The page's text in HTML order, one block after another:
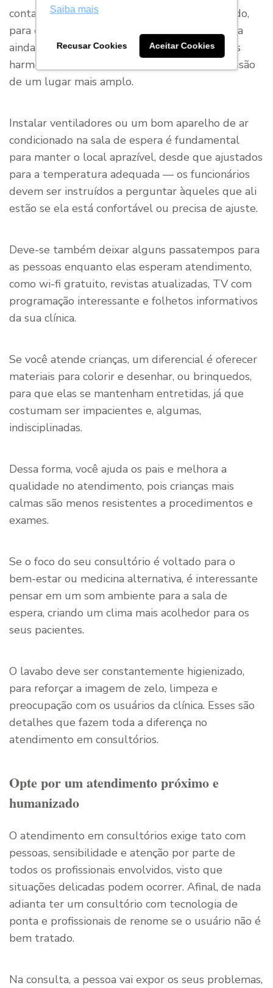
Saiba mais
Recusar Cookies Aceitar Cookies
contar com um espaço confortável e organizado,
para esperar consultas e exames. Para torná-la
ainda mais atrativa, invista em móveis de cores
harmônicas, dispostos de forma a dar a impressão
de um lugar mais amplo.
Instalar ventiladores ou um bom aparelho de ar
condicionado na sala de espera é fundamental
para manter o local aprazível, desde que ajustados
para a temperatura adequada — os funcionários
devem ser instruídos a perguntar àqueles que ali
estão se ela está confortável ou precisa de ajuste.
Deve-se também deixar alguns passatempos para
as pessoas enquanto elas esperam atendimento,
como wi-fi gratuito, revistas atualizadas, TV com
programação interessante e folhetos informativos
da sua clínica.
Se você atende crianças, um diferencial é oferecer
materiais para colorir e desenhar, ou brinquedos,
para que elas se mantenham entretidas, já que
costumam ser impacientes e, algumas,
indisciplinadas.
Dessa forma, você ajuda os pais e melhora a
qualidade no atendimento, pois crianças mais
calmas são menos resistentes a procedimentos e
exames.
Se o foco do seu consultório é voltado para o
bem-estar ou medicina alternativa, é interessante
pensar em um som ambiente para a sala de
espera, criando um clima mais acolhedor para os
seus pacientes.
O lavabo deve ser constantemente higienizado,
para reforçar a imagem de zelo, limpeza e
preocupação com os usuários da clínica. Esses são
detalhes que fazem toda a diferença no
atendimento em consultórios.
Opte por um atendimento próximo e
humanizado
O atendimento em consultórios exige tato com
pessoas, sensibilidade e atenção por parte de
todos os profissionais envolvidos, visto que
situações delicadas podem ocorrer. Afinal, de nada
adianta ter um consultório com tecnologia de
ponta e profissionais de renome se o usuário não é
bem tratado.
Na consulta, a pessoa vai expor os seus problemas,